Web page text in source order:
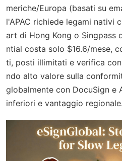
meriche/Europa (basati su
l'APAC richiede legami nativi
art di Hong Kong o Singpass
ntial costa solo $16.6/mese,
ti, posti illimitati e verifica
ndo alto valore sulla
globalmente con DocuSign e
inferiori e vantaggio regionale.